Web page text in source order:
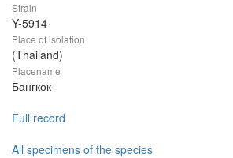
Strain
Y-5914
Place of isolation
(Thailand)
Placename
Бангкок
Full record
All specimens of the species